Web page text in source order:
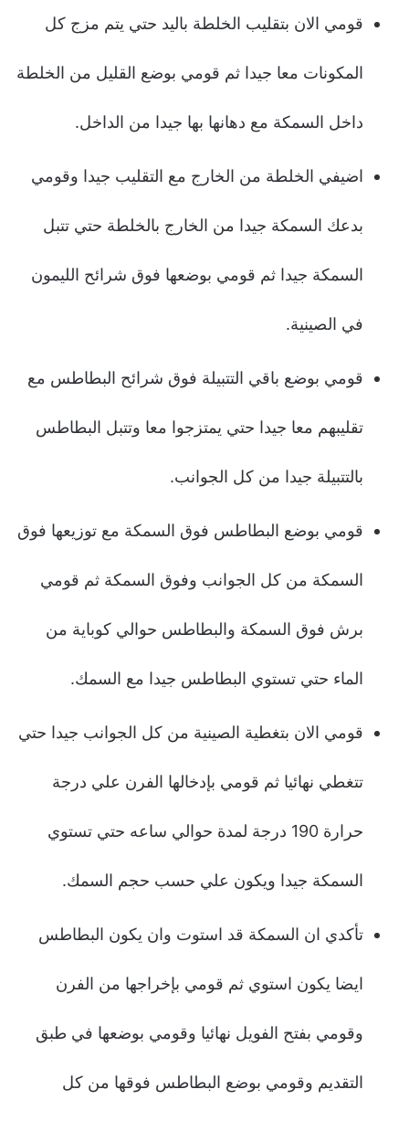
قومي الان بتقليب الخلطة باليد حتي يتم مزج كل
المكونات معا جيدا ثم قومي بوضع القليل من الخلطة
داخل السمكة مع دهانها بها جيدا من الداخل.
اضيفي الخلطة من الخارج مع التقليب جيدا وقومي
بدعك السمكة جيدا من الخارج بالخلطة حتي تتبل
السمكة جيدا ثم قومي بوضعها فوق شرائح الليمون
في الصينية.
قومي بوضع باقي التتبيلة فوق شرائح البطاطس مع
تقليبهم معا جيدا حتي يمتزجوا معا وتتبل البطاطس
بالتتبيلة جيدا من كل الجوانب.
قومي بوضع البطاطس فوق السمكة مع توزيعها فوق
السمكة من كل الجوانب وفوق السمكة ثم قومي
برش فوق السمكة والبطاطس حوالي كوباية من
الماء حتي تستوي البطاطس جيدا مع السمك.
قومي الان بتغطية الصينية من كل الجوانب جيدا حتي
تتغطي نهائيا ثم قومي بإدخالها الفرن علي درجة
حرارة 190 درجة لمدة حوالي ساعه حتي تستوي
السمكة جيدا ويكون علي حسب حجم السمك.
تأكدي ان السمكة قد استوت وان يكون البطاطس
ايضا يكون استوي ثم قومي بإخراجها من الفرن
وقومي بفتح الفويل نهائيا وقومي بوضعها في طبق
التقديم وقومي بوضع البطاطس فوقها من كل